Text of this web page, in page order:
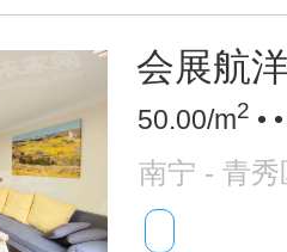
会展航
50.00/m2 •
南宁 - 青秀